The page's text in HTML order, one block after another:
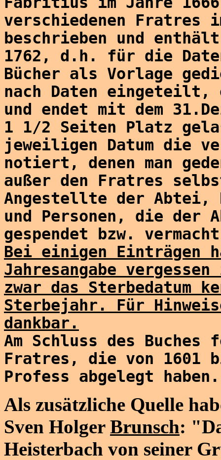
verschiedenen Fratres
beschrieben und
1762, d.h. für die
Bücher als Vorlage
nach Daten eingeteilt,
und endet mit dem
1 1/2 Seiten Platz
jeweiligen Datum die
notiert, denen man
außer den Fratres
Angestellte der Abtei,
und Personen, die der
gespendet bzw.
Bei einigen Einträgen
Jahresangabe
zwar das Sterbedatum
Sterbejahr. Für
dankbar.
Am Schluss des
Fratres, die von 1601
Profess abgelegt haben.
Als zusätzliche Quelle
Sven Holger Brunsch:
Heisterbach von seiner